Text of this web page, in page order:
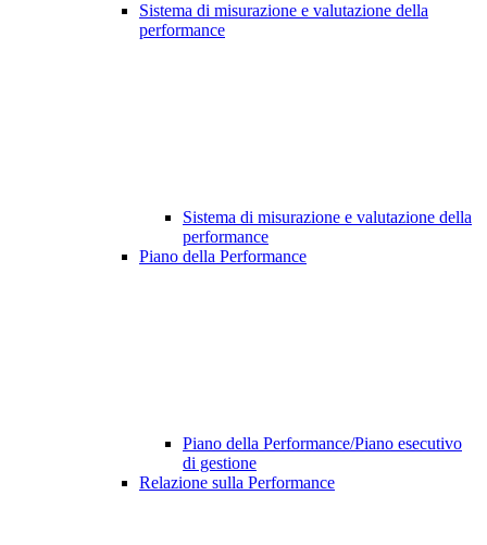
Sistema di misurazione e valutazione della
performance
Sistema di misurazione e valutazione della
performance
Piano della Performance
Piano della Performance/Piano esecutivo
di gestione
Relazione sulla Performance